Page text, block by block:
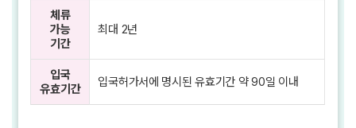
체류
가능
기간
최대 2년
입국
유효기간
입국허가서에 명시된 유효기간 약 90일 이내